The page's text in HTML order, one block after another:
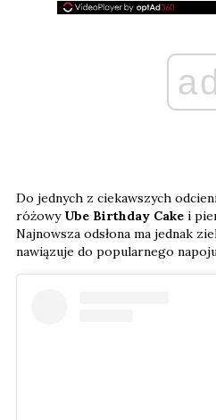
Do jednych z ciekawszych
różowy Ube Birthday Cake i
Najnowsza odsłona ma jednak
nawiązuje do popularnego